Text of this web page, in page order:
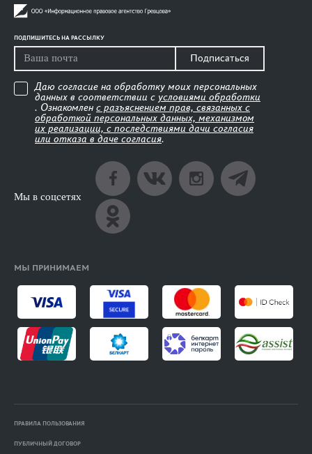
ПОДПИШИТЕСЬ НА РАССЫЛКУ
Подписаться
Даю согласие на обработку моих персональных
данных в соответствии с условиями обработки
. Ознакомлен с разъяснением прав, связанных с
обработкой персональных данных, механизмом
их реализации, с последствиями дачи согласия
или отказа в даче согласия.
Мы в соцсетях
МЫ ПРИНИМАЕМ
ПРАВИЛА ПОЛЬЗОВАНИЯ
ПУБЛИЧНЫЙ ДОГОВОР